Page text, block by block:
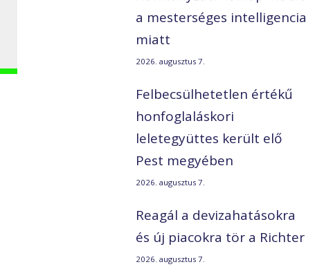
a mesterséges intelligencia
miatt
2026. augusztus 7.
Felbecsülhetetlen értékű
honfoglaláskori
leletegyüttes került elő
Pest megyében
2026. augusztus 7.
Reagál a devizahatásokra
és új piacokra tör a Richter
2026. augusztus 7.